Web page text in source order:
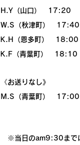
H.Y（山口）　17:20
W.S（秋津町）　17:40
K.H（恩多町）　18:00
K.F（青葉町）　18:10
《お送りなし》
M.S（青葉町）　17:00
※当日のam9:30までに